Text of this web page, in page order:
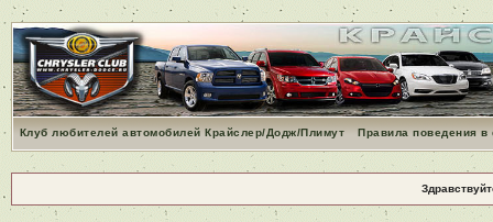
Клуб любителей автомобилей Крайслер/Додж/Плимут Правила поведения